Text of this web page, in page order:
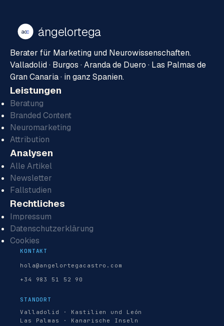
aoc ángelortega
Berater für Marketing und Neurowissenschaften.
Valladolid · Burgos · Aranda de Duero · Las Palmas de
Gran Canaria · in ganz Spanien.
Leistungen
Beratung
Branded Content
Neuromarketing
Attribution
Analysen
Alle Artikel
Newsletter
Fallstudien
Rechtliches
Impressum
Datenschutzerklärung
Cookies
KONTAKT
hola@angelortegacastro.com
+34 983 51 52 90
STANDORT
Valladolid · Kastilien und León
Las Palmas · Kanarische Inseln